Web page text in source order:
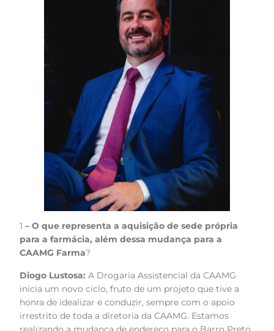
1 – O que representa a aquisição de sede própria
para a farmácia, além dessa mudança para a
CAAMG Farma?
Diogo Lustosa: A Drogaria Assistencial da CAAMG
inicia um novo ciclo, fruto de um projeto que tive a
honra de idealizar e conduzir, sempre com o apoio
irrestrito de toda a diretoria da CAAMG. Estamos